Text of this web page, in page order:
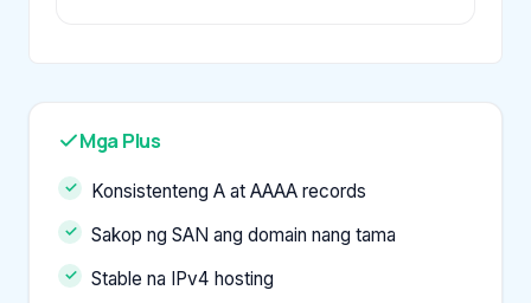
Mga Plus
Konsistenteng A at AAAA records
Sakop ng SAN ang domain nang tama
Stable na IPv4 hosting